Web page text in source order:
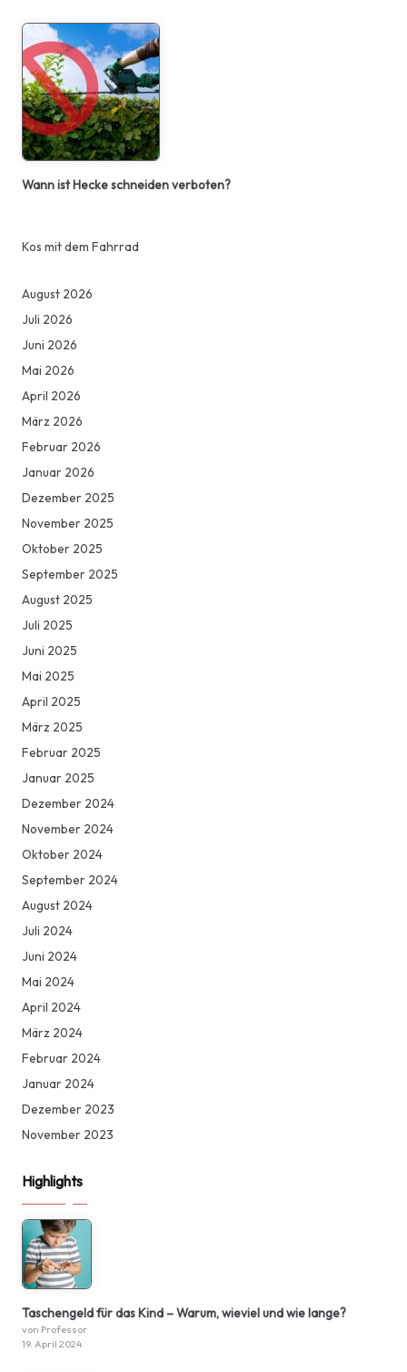
Wann ist Hecke schneiden verboten?
Kos mit dem Fahrrad
August 2026
Juli 2026
Juni 2026
Mai 2026
April 2026
März 2026
Februar 2026
Januar 2026
Dezember 2025
November 2025
Oktober 2025
September 2025
August 2025
Juli 2025
Juni 2025
Mai 2025
April 2025
März 2025
Februar 2025
Januar 2025
Dezember 2024
November 2024
Oktober 2024
September 2024
August 2024
Juli 2024
Juni 2024
Mai 2024
April 2024
März 2024
Februar 2024
Januar 2024
Dezember 2023
November 2023
Highlights
Taschengeld für das Kind – Warum, wieviel und wie lange?
von Professor
19. April 2024